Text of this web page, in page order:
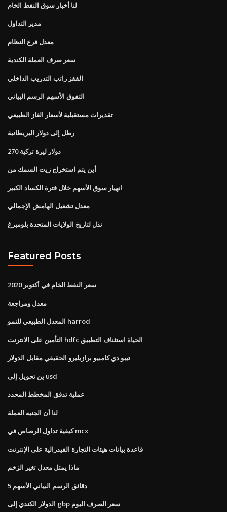
لنا أخبار سوق النفط الخام
مدير التداول
معدل فرع النظام
سعر صرف العملة الكندية
القفز راتب التدريب الداخلي
التفوق الأسهم الرسم البياني
تقديرات مستقبلية لأسعار الغاز الطبيعي
رطل إلى دولار البريطانية
270 دولار ليرة تركية
أين يتم استخراج زيت السمك من
انهيار سوق الأسهم خلال فترة الكساد الكبير
معدل تشغيل الهامش الإجمالي
نذل لتاريخ الولايات المتحدة بلومبرغ
Featured Posts
سعر النفط الخام في أكتوبر 2020
معدل ومراجعة
المعدل الطبيعي للنمو harrod
التأمين على الانترنت hdfc الحياة استئناف التطبيق
تيبو دي كامبيو برازيليرو الحقيقي مقابل الدولار
ين تحويل إلى usd
عملية تدفق المخطط المحدد
لنا أن الجنيه العملة
كيفية تداول الرصاص في mcx
قاعدة بيانات هيئات التجارة الفيدرالية على الإنترنت
ماذا يمثل معدل تغير الزخم
5 دقائق الرسم البياني الأسهم
الدولار الكندي إلى gbp سعر الصرف اليوم